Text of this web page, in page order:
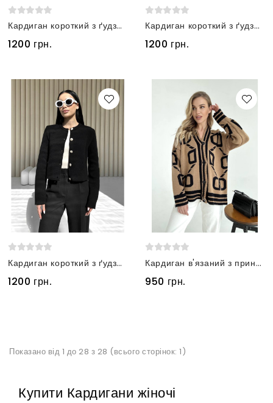
Кардиган короткий з ґудзиками світло-бежевий
1200 грн.
Кардиган короткий з ґудзиками хакі
1200 грн.
Кардиган короткий з ґудзиками чорний
1200 грн.
Кардиган в'язаний з принтом коричневий
950 грн.
Показано від 1 до 28 з 28 (всього сторінок: 1)
Купити Кардигани жіночі